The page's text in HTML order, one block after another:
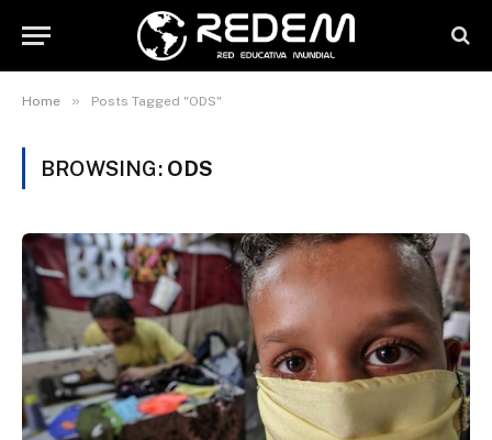
Home » Posts Tagged "ODS"
BROWSING: ODS